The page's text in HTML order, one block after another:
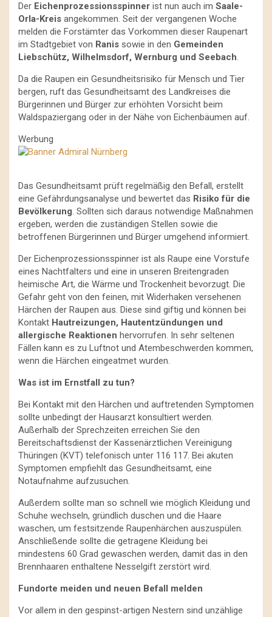
Der Eichenprozessionsspinner ist nun auch im Saale-
Orla-Kreis angekommen. Seit der vergangenen Woche
melden die Forstämter das Vorkommen dieser Raupenart
im Stadtgebiet von Ranis sowie in den Gemeinden
Liebschütz, Wilhelmsdorf, Wernburg und Seebach.
Da die Raupen ein Gesundheitsrisiko für Mensch und Tier
bergen, ruft das Gesundheitsamt des Landkreises die
Bürgerinnen und Bürger zur erhöhten Vorsicht beim
Waldspaziergang oder in der Nähe von Eichenbäumen auf.
Werbung
Das Gesundheitsamt prüft regelmäßig den Befall, erstellt
eine Gefährdungsanalyse und bewertet das Risiko für die
Bevölkerung. Sollten sich daraus notwendige Maßnahmen
ergeben, werden die zuständigen Stellen sowie die
betroffenen Bürgerinnen und Bürger umgehend informiert.
Der Eichenprozessionsspinner ist als Raupe eine Vorstufe
eines Nachtfalters und eine in unseren Breitengraden
heimische Art, die Wärme und Trockenheit bevorzugt. Die
Gefahr geht von den feinen, mit Widerhaken versehenen
Härchen der Raupen aus. Diese sind giftig und können bei
Kontakt Hautreizungen, Hautentzündungen und
allergische Reaktionen hervorrufen. In sehr seltenen
Fällen kann es zu Luftnot und Atembeschwerden kommen,
wenn die Härchen eingeatmet wurden.
Was ist im Ernstfall zu tun?
Bei Kontakt mit den Härchen und auftretenden Symptomen
sollte unbedingt der Hausarzt konsultiert werden.
Außerhalb der Sprechzeiten erreichen Sie den
Bereitschaftsdienst der Kassenärztlichen Vereinigung
Thüringen (KVT) telefonisch unter 116 117. Bei akuten
Symptomen empfiehlt das Gesundheitsamt, eine
Notaufnahme aufzusuchen.
Außerdem sollte man so schnell wie möglich Kleidung und
Schuhe wechseln, gründlich duschen und die Haare
waschen, um festsitzende Raupenhärchen auszuspülen.
Anschließende sollte die getragene Kleidung bei
mindestens 60 Grad gewaschen werden, damit das in den
Brennhaaren enthaltene Nesselgift zerstört wird.
Fundorte meiden und neuen Befall melden
Vor allem in den gespinst-artigen Nestern sind unzählige